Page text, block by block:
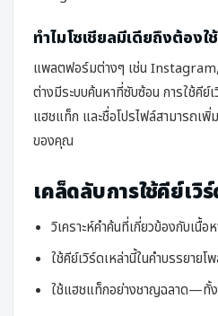
ทำไมโซเชียลมีเดียถึงต้องใ
แพลตฟอร์มต่างๆ เช่น
ต่างมีระบบค้นหาที่ซับซ้อน การใช้คีย์
แฮชแท็ก และชื่อโปรไฟล์สามารถเพิ่
ของคุณ
เคล็ดลับการใช้คีย์เวิ
วิเคราะห์คำค้นที่เกี่ยวข้องกับเนื้
ใช้คีย์เวิร์ดเหล่านี้ในคำบรรยายโ
ใช้แฮชแท็กอย่างชาญฉลาด—ทั้ง